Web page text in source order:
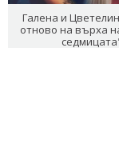
Галена и
отново на върха